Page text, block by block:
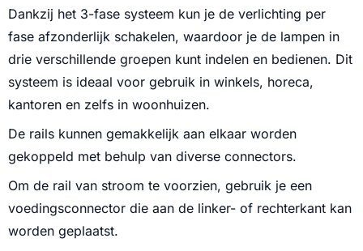
Dankzij het 3-fase systeem kun je de verlichting per
fase afzonderlijk schakelen, waardoor je de lampen in
drie verschillende groepen kunt indelen en bedienen. Dit
systeem is ideaal voor gebruik in winkels, horeca,
kantoren en zelfs in woonhuizen.
De rails kunnen gemakkelijk aan elkaar worden
gekoppeld met behulp van diverse connectors.
Om de rail van stroom te voorzien, gebruik je een
voedingsconnector die aan de linker- of rechterkant kan
worden geplaatst.